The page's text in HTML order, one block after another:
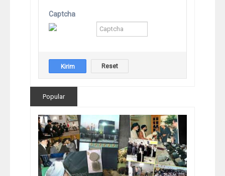
Captcha
Popular